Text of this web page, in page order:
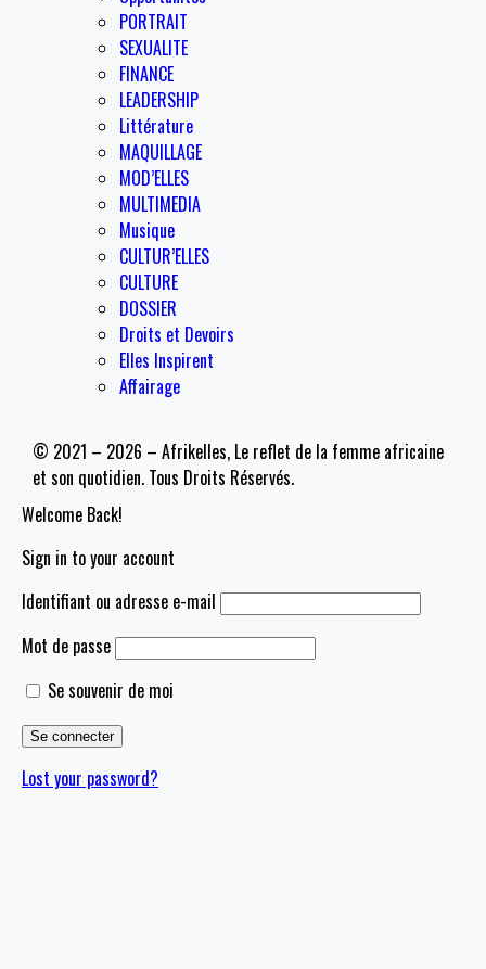
PORTRAIT
SEXUALITE
FINANCE
LEADERSHIP
Littérature
MAQUILLAGE
MOD’ELLES
MULTIMEDIA
Musique
CULTUR’ELLES
CULTURE
DOSSIER
Droits et Devoirs
Elles Inspirent
Affairage
© 2021 – 2026 – Afrikelles, Le reflet de la femme africaine
et son quotidien. Tous Droits Réservés.
Welcome Back!
Sign in to your account
Identifiant ou adresse e-mail
Mot de passe
Se souvenir de moi
Lost your password?